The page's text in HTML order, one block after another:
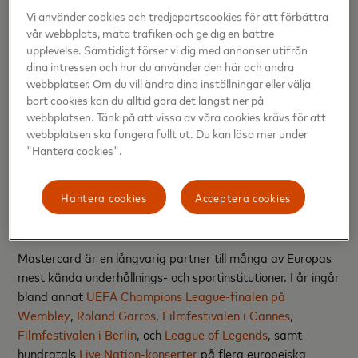
oavsett om det handlar om att utforska en ny destination,
delta i ett kulturevenemang eller njuta av en måltid
tillsammans. 39 procent uppger att det är avgörande hur
unik en upplevelse är, när de ska ta beslut om huruvida de
ska lägga pengar på den.
Önskan om att njuta av nya upplevelser driver också
resandet, där 20 procent av svenskarna säger att det är
säger att de skulle resa till ett annat land eller en annan
kontinent bara för att njuta av en upplevelse som de
brinner för.
Mastercard är en långvarig partner till många av Europas
mest kända underhållnings- och sportinstitutioner. I år ingår
bland annat UEFA Champions League-finalen på
Wembley, Roland Garros, Filmfestivalen i Cannes,
Filmfestivalen i Berlin, och League of Legends, samt
hundratals Live Nation-konserter på flera europeiska
Vi använder cookies och tredjepartscookies för att förbättra
vår webbplats, mäta trafiken och ge dig en bättre
upplevelse. Samtidigt förser vi dig med annonser utifrån
dina intressen och hur du använder den här och andra
webbplatser. Om du vill ändra dina inställningar eller välja
bort cookies kan du alltid göra det längst ner på
webbplatsen. Tänk på att vissa av våra cookies krävs för att
webbplatsen ska fungera fullt ut. Du kan läsa mer under
"Hantera cookies".
Acceptera cookies
Hantera cookies